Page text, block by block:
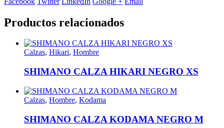
Productos relacionados
Calzas, Hikari, Hombre
SHIMANO CALZA HIKARI NEGRO XS
Calzas, Hombre, Kodama
SHIMANO CALZA KODAMA NEGRO M